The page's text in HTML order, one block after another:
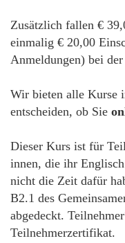
Zusätzlich fallen €
einmalig € 20,00
Anmeldungen) bei
Wir bieten alle Kurse
entscheiden, ob Sie
Dieser Kurs ist für
innen, die ihr
nicht die Zeit dafür
B2.1 des
abgedeckt.
Teilnehmerzertifikat.